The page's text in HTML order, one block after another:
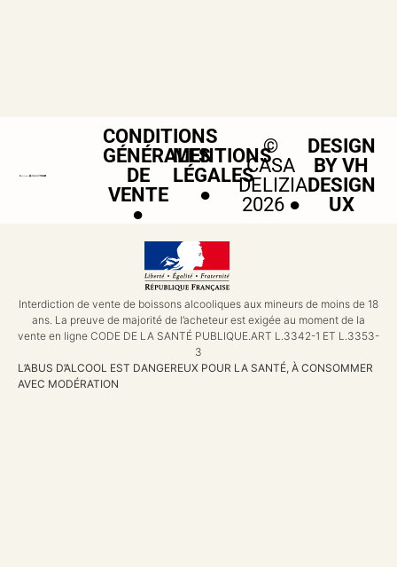
CONDITIONS
GÉNÉRALES
DE
VENTE
●
MENTIONS
LÉGALES
●
©
CASA
DELIZIA
2026 ●
DESIGN
BY VH
DESIGN
UX
Interdiction de vente de boissons alcooliques aux mineurs de moins de 18
ans. La preuve de majorité de l’acheteur est exigée au moment de la
vente en ligne CODE DE LA SANTÉ PUBLIQUE.ART L.3342-1 ET L.3353-
3
L’ABUS D’ALCOOL EST DANGEREUX POUR LA SANTÉ, À CONSOMMER
AVEC MODÉRATION